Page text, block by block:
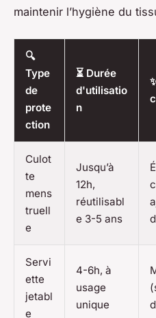
maintenir l’hygiène du
🔍
Type
de
prote
ction
⏳ Durée
d'utilisatio
n
Culot
te
mens
truell
e
Jusqu’à
12h,
réutilisabl
e 3-5 ans
Servi
ette
jetabl
e
4-6h, à
usage
unique